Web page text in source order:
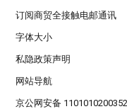
订阅商贸全接触电邮通讯
字体大小
私隐政策声明
网站导航
京公网安备